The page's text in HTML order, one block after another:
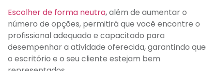
Escolher de forma neutra, além de aumentar o
número de opções, permitirá que você encontre o
profissional adequado e capacitado para
desempenhar a atividade oferecida, garantindo que
o escritório e o seu cliente estejam bem